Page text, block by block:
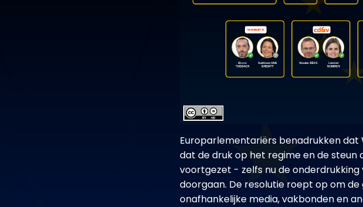
Europarlementariërs benadrukken dat
dat de druk op het regime en de
voortgezet - zelfs nu de
doorgaan. De resolutie roept op om
onafhankelijke media, vakbonden en